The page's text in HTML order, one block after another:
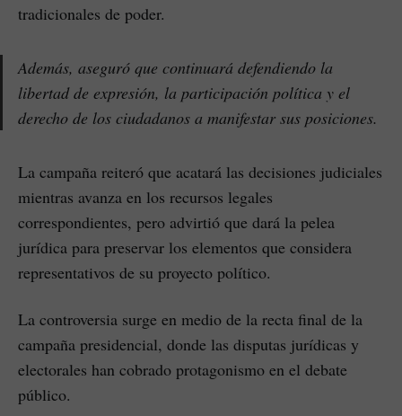
tradicionales de poder.
Además, aseguró que continuará defendiendo la
libertad de expresión, la participación política y el
derecho de los ciudadanos a manifestar sus posiciones.
La campaña reiteró que acatará las decisiones judiciales
mientras avanza en los recursos legales
correspondientes, pero advirtió que dará la pelea
jurídica para preservar los elementos que considera
representativos de su proyecto político.
La controversia surge en medio de la recta final de la
campaña presidencial, donde las disputas jurídicas y
electorales han cobrado protagonismo en el debate
público.